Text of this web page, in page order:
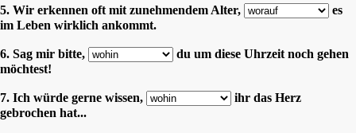
5. Wir erkennen oft mit zunehmendem Alter,
es
im Leben wirklich ankommt.
6. Sag mir bitte,
du um diese Uhrzeit noch gehen
möchtest!
7. Ich würde gerne wissen,
ihr das Herz
gebrochen hat...